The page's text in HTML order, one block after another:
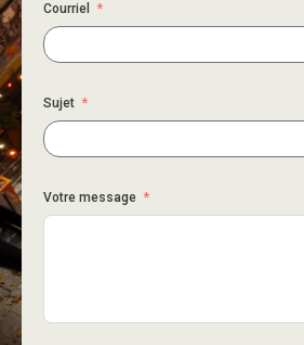
Courriel
Sujet
Votre message